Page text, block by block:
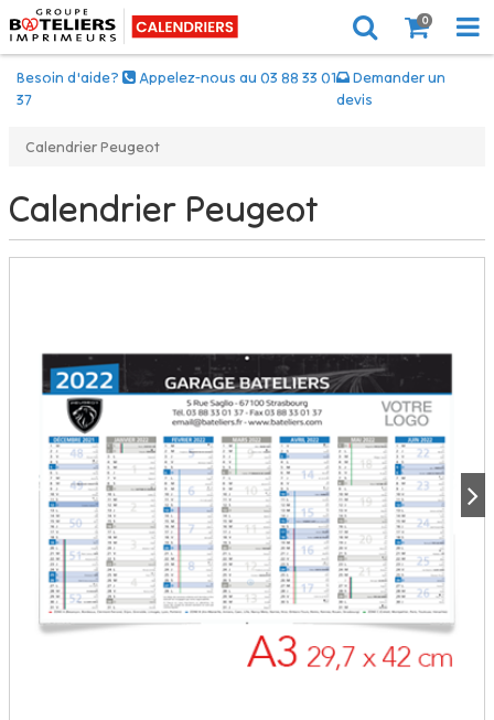
Besoin d'aide?
Appelez-nous au 03 88 33 01
37
Demander un
devis
0
Calendrier Peugeot
Calendrier Peugeot